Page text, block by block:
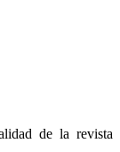
de la revista